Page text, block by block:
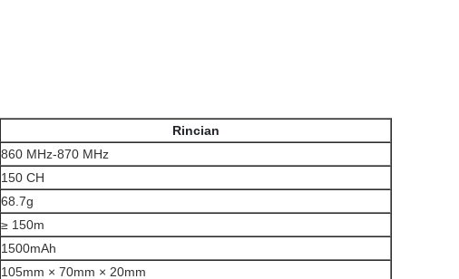
Rincian
860 MHz-870 MHz
150 CH
68.7g
≥ 150m
1500mAh
105mm × 70mm × 20mm